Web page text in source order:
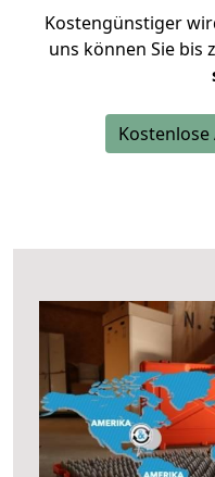
Kostengünstiger
uns können Sie bis